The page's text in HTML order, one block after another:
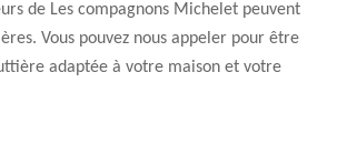
de Les compagnons Michelet peuvent
Vous pouvez nous appeler pour être
adaptée à votre maison et votre